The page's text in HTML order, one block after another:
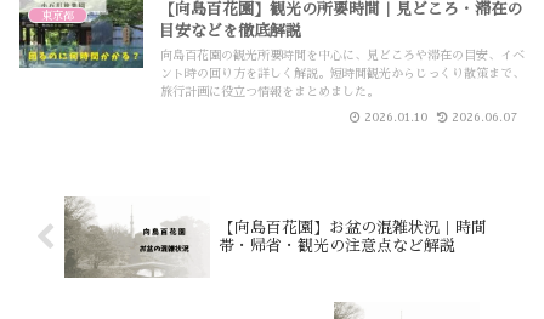
東京都
【向島百花園】観光の所要時間｜見どころ・滞在の
目安などを徹底解説
向島百花園の観光所要時間を中心に、見どころや滞在の目安、イベ
ント時の回り方を詳しく解説。短時間観光からじっくり散策まで、
旅行計画に役立つ情報をまとめました。
2026.01.10 2026.06.07
【向島百花園】お盆の混雑状況｜時間
帯・帰省・観光の注意点など解説